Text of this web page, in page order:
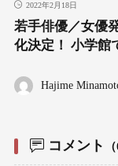
2022年2月18日
若手俳優／女優
化決定！ 小学館
Hajime
コメント